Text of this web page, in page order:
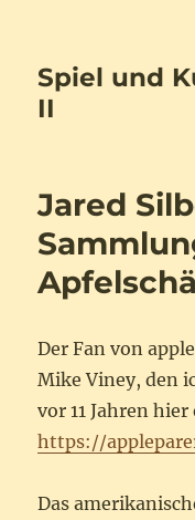
Spiel und
II
Jared
Der Fan von
Mike Viney, den
vor 11 Jahren
https://
Das